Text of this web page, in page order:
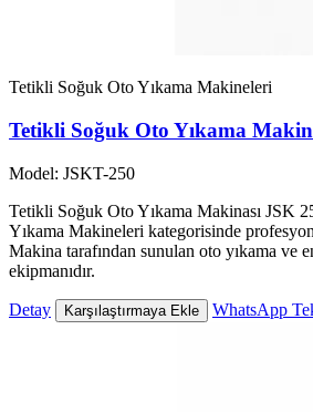
Tetikli Soğuk Oto Yıkama Makineleri
Tetikli Soğuk Oto Yıkama
Model: JSKT-250
Tetikli Soğuk Oto Yıkama Makinası JSK
Yıkama Makineleri kategorisinde
Makina tarafından sunulan oto yıkama ve
ekipmanıdır.
Detay Karşılaştırmaya Ekle WhatsApp